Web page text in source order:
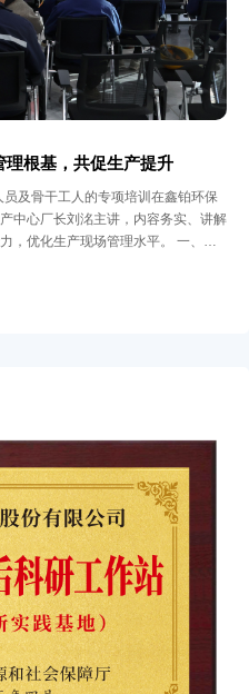
根基，共促生产提升
及骨干工人的专项培训在鑫铂环保
中心厂长刘洺主讲，内容务实、讲解
，优化生产现场管理水平。 一、正
动，班组长大多充当“救火员”角
是现场工作的指挥者、协调者。再围
班第一件事”等工作内容梳理，帮助
清晰的工作思路。 三、聚焦核心，
的管理是班组长的核心工作。培训
计划，以及如何应对生产现场的各类
了“定岗定员”的原则；同时，倡导团
率，确保生产均衡有序。 本次培训
方法，更传递了公司重视基层管理与
理水平进行了有效“充电”。未来，公
善人才梯队建设，打通内部竞聘通
展平台。